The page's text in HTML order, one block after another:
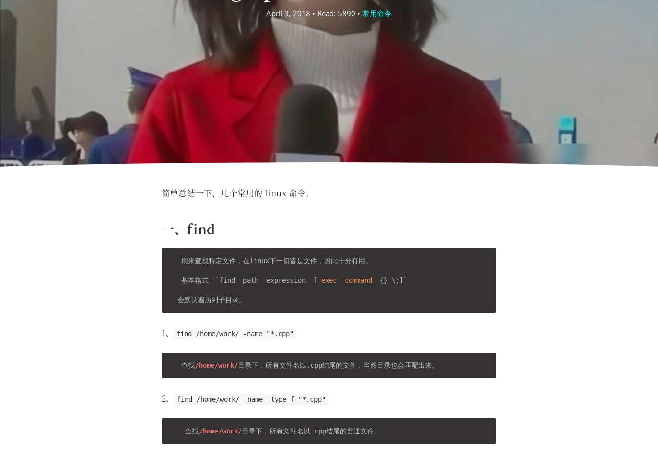
April 3, 2018 • Read: 5890 • 常用命令
简单总结一下，几个常用的 linux 命令。
一、find
   用来查找特定文件，在linux下一切皆是文件，因此十分有用。
   基本格式：`find  path  expression  [-
exec command
  {} \;]`
1、 find /home/work/ -name "*.cpp"
   查找
/home/work/
2、 find /home/work/ -name -type f "*.cpp"
    查找
/home/work/